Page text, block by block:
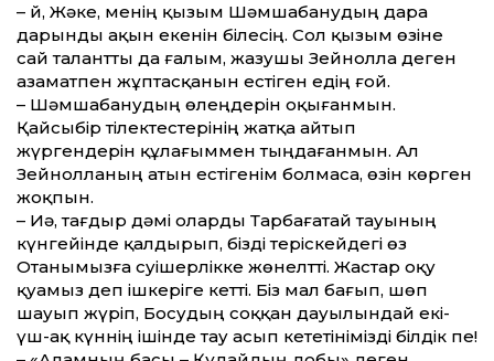
– Әй, Жәке, менің қызым Шәмшабанудың дара
дарынды ақын екенін білесің. Сол қызым өзіне
сай талант­ты да ғалым, жазушы Зейнолла деген
азаматпен жұптасқанын естіген едің ғой.
– Шәмшабанудың өлеңдерін оқыған­мын.
Қайсыбір тілектестерінің жатқа айтып
жүргендерін құлағыммен тыңдағанмын. Ал
Зейнолланың атын естігенім болмаса, өзін көрген
жоқпын.
– Иә, тағдыр дәмі оларды Тарбағатай тауының
күнге­йінде қалдырып, бізді теріскейдегі өз
Отанымызға суішерлікке жөнелт­ті. Жастар оқу
қуамыз деп ішкеріге кет­ті. Біз мал бағып, шөп
шауып жүріп, Босудың соққан дауылындай екі-
үш-ақ күннің ішінде тау асып кететінімізді білдік пе!